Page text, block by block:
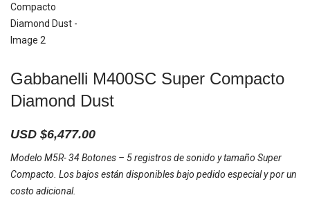
Gabbanelli M400SC Super Compacto
Diamond Dust
USD $6,477.00
Modelo M5R- 34 Botones – 5 registros de sonido y tamaño Super
Compacto. Los bajos están disponibles bajo pedido especial y por un
costo adicional.